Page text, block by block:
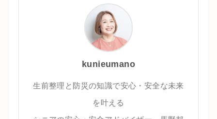
kunieumano
生前整理と防災の知識で安心・安全な未来
を叶える